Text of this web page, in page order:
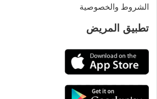
الشروط والخصوصية
تطبيق المريض